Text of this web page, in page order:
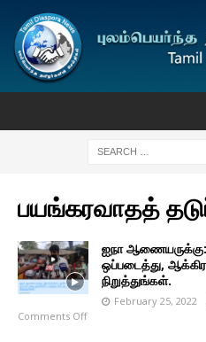
பயங்கரவாதத்
ஐநா
ஒப்படைத்து,
நிறுத்துங்கள்.
February 25, 2022
Comments Off